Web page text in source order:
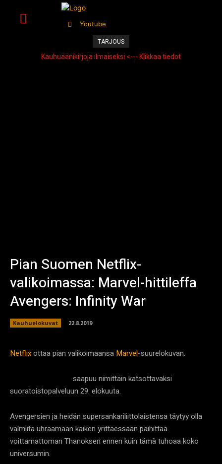
Youtube
TARJOUS
Kauhuäänikirjoja ilmaiseksi <--- Klikkaa tiedot
Pian Suomen Netflix-
valikoimassa: Marvel-hittileffa
Avengers: Infinity War
Kauhuelokuvat 22.8.2019
Netflixottaa pian valikoimaansa Marvel-suurelokuvan.
saapuu nimittäin katsottavaksi
suoratoistopalveluun 29. elokuuta.
Avengersien ja heidän supersankariliittolaistensa täytyy olla
valmiita uhraamaan kaiken yrittäessään päihittää
voittamattoman Thanoksen ennen kuin tämä tuhoaa koko
universumin.